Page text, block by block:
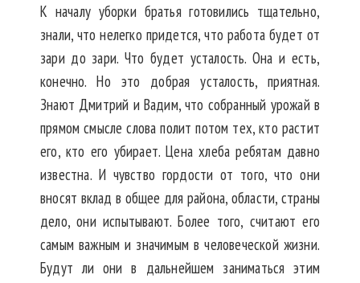
К началу уборки братья готовились тщательно,
знали, что нелегко придется, что работа будет от
зари до зари. Что будет усталость. Она и есть,
конечно. Но это добрая усталость, приятная.
Знают Дмитрий и Вадим, что собранный урожай в
прямом смысле слова полит потом тех, кто растит
его, кто его убирает. Цена хлеба ребятам давно
известна. И чувство гордости от того, что они
вносят вклад в общее для района, области, страны
дело, они испытывают. Более того, считают его
самым важным и значимым в человеческой жизни.
Будут ли они в дальнейшем заниматься этим